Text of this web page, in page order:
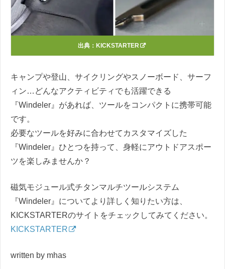
出典： KICKSTARTER
キャンプや登山、サイクリングやスノーボード、サーフ
ィン…どんなアクティビティでも活躍できる
『Windeler』があれば、ツールをコンパクトに携帯可能
です。
必要なツールを好みに合わせてカスタマイズした
『Windeler』ひとつを持って、身軽にアウトドアスポー
ツを楽しみませんか？
磁気モジュール式チタンマルチツールシステム
『Windeler』についてより詳しく知りたい方は、
KICKSTARTERのサイトをチェックしてみてください。
KICKSTARTER
written by mhas